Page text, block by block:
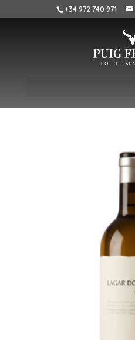
+34 972 740 971